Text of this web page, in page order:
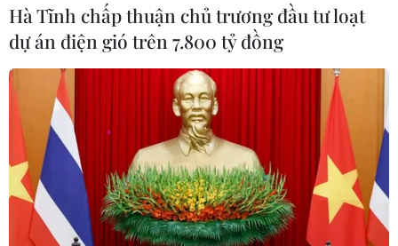
21/01/2024 12:34
Các nguồn tin cho biết CEO của OpenAI đã đàm phán
được số tiền đủ lớn cần thiết cho việc xây dựng các nhà
máy chế tạo chip.
Hà Tĩnh chấp thuận chủ trương đầu tư loạt
dự án điện gió trên 7.800 tỷ đồng